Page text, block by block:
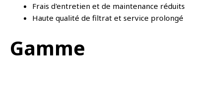
Frais d'entretien et de maintenance réduits
Haute qualité de filtrat et service prolongé
Gamme